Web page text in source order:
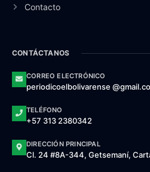
Contacto
CONTÁCTANOS
CORREO ELECTRÓNICO
periodicoelbolivarense
TELÉFONO
+57 313 2380342
DIRECCIÓN PRINCIPAL
Cl. 24 #8A-344, Getsemaní,